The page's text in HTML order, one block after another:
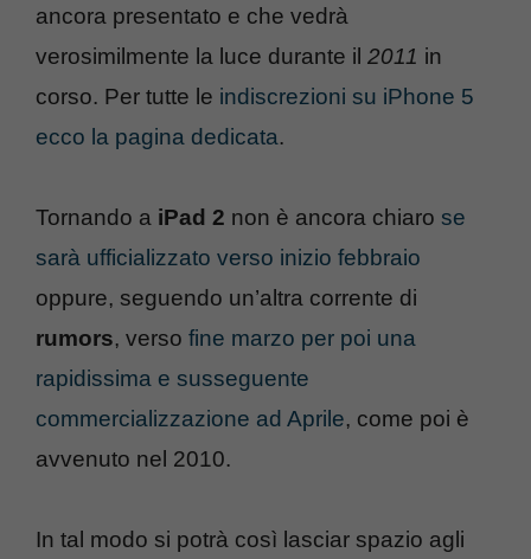
ancora presentato e che vedrà
verosimilmente la luce durante il 2011 in
corso. Per tutte le indiscrezioni su iPhone 5
ecco la pagina dedicata.
Tornando a iPad 2 non è ancora chiaro se
sarà ufficializzato verso inizio febbraio
oppure, seguendo un’altra corrente di
rumors, verso fine marzo per poi una
rapidissima e susseguente
commercializzazione ad Aprile, come poi è
avvenuto nel 2010.
In tal modo si potrà così lasciar spazio agli